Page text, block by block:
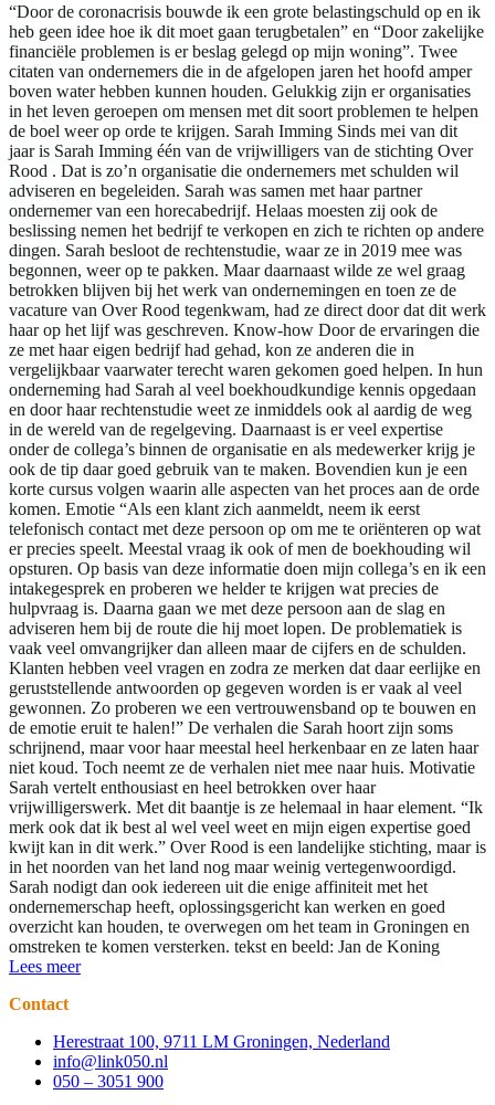
“Door de coronacrisis bouwde ik een grote belastingschuld op en ik
heb geen idee hoe ik dit moet gaan terugbetalen” en “Door zakelijke
financiële problemen is er beslag gelegd op mijn woning”. Twee
citaten van ondernemers die in de afgelopen jaren het hoofd amper
boven water hebben kunnen houden. Gelukkig zijn er organisaties
in het leven geroepen om mensen met dit soort problemen te helpen
de boel weer op orde te krijgen. Sarah Imming Sinds mei van dit
jaar is Sarah Imming één van de vrijwilligers van de stichting Over
Rood . Dat is zo’n organisatie die ondernemers met schulden wil
adviseren en begeleiden. Sarah was samen met haar partner
ondernemer van een horecabedrijf. Helaas moesten zij ook de
beslissing nemen het bedrijf te verkopen en zich te richten op andere
dingen. Sarah besloot de rechtenstudie, waar ze in 2019 mee was
begonnen, weer op te pakken. Maar daarnaast wilde ze wel graag
betrokken blijven bij het werk van ondernemingen en toen ze de
vacature van Over Rood tegenkwam, had ze direct door dat dit werk
haar op het lijf was geschreven. Know-how Door de ervaringen die
ze met haar eigen bedrijf had gehad, kon ze anderen die in
vergelijkbaar vaarwater terecht waren gekomen goed helpen. In hun
onderneming had Sarah al veel boekhoudkundige kennis opgedaan
en door haar rechtenstudie weet ze inmiddels ook al aardig de weg
in de wereld van de regelgeving. Daarnaast is er veel expertise
onder de collega’s binnen de organisatie en als medewerker krijg je
ook de tip daar goed gebruik van te maken. Bovendien kun je een
korte cursus volgen waarin alle aspecten van het proces aan de orde
komen. Emotie “Als een klant zich aanmeldt, neem ik eerst
telefonisch contact met deze persoon op om me te oriënteren op wat
er precies speelt. Meestal vraag ik ook of men de boekhouding wil
opsturen. Op basis van deze informatie doen mijn collega’s en ik een
intakegesprek en proberen we helder te krijgen wat precies de
hulpvraag is. Daarna gaan we met deze persoon aan de slag en
adviseren hem bij de route die hij moet lopen. De problematiek is
vaak veel omvangrijker dan alleen maar de cijfers en de schulden.
Klanten hebben veel vragen en zodra ze merken dat daar eerlijke en
geruststellende antwoorden op gegeven worden is er vaak al veel
gewonnen. Zo proberen we een vertrouwensband op te bouwen en
de emotie eruit te halen!” De verhalen die Sarah hoort zijn soms
schrijnend, maar voor haar meestal heel herkenbaar en ze laten haar
niet koud. Toch neemt ze de verhalen niet mee naar huis. Motivatie
Sarah vertelt enthousiast en heel betrokken over haar
vrijwilligerswerk. Met dit baantje is ze helemaal in haar element. “Ik
merk ook dat ik best al wel veel weet en mijn eigen expertise goed
kwijt kan in dit werk.” Over Rood is een landelijke stichting, maar is
in het noorden van het land nog maar weinig vertegenwoordigd.
Sarah nodigt dan ook iedereen uit die enige affiniteit met het
ondernemerschap heeft, oplossingsgericht kan werken en goed
overzicht kan houden, te overwegen om het team in Groningen en
omstreken te komen versterken. tekst en beeld: Jan de Koning
Lees meer
Contact
Herestraat 100, 9711 LM Groningen, Nederland
info@link050.nl
050 – 3051 900